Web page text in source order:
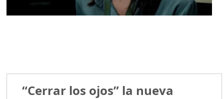
“Cerrar los ojos” la nueva